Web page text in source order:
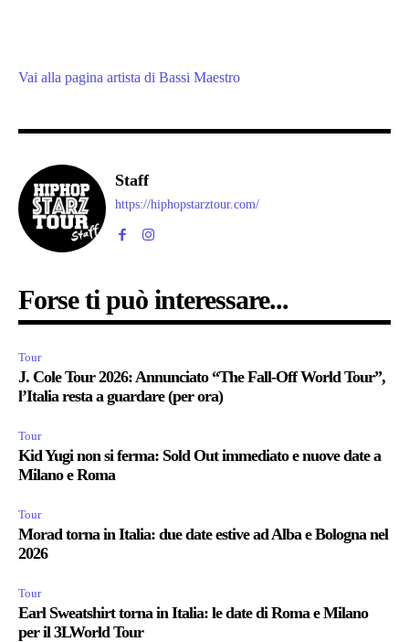
Vai alla pagina artista di Bassi Maestro
Staff
https://hiphopstarztour.com/
Forse ti può interessare...
Tour
J. Cole Tour 2026: Annunciato “The Fall-Off World Tour”,
l’Italia resta a guardare (per ora)
Tour
Kid Yugi non si ferma: Sold Out immediato e nuove date a
Milano e Roma
Tour
Morad torna in Italia: due date estive ad Alba e Bologna nel
2026
Tour
Earl Sweatshirt torna in Italia: le date di Roma e Milano
per il 3LWorld Tour